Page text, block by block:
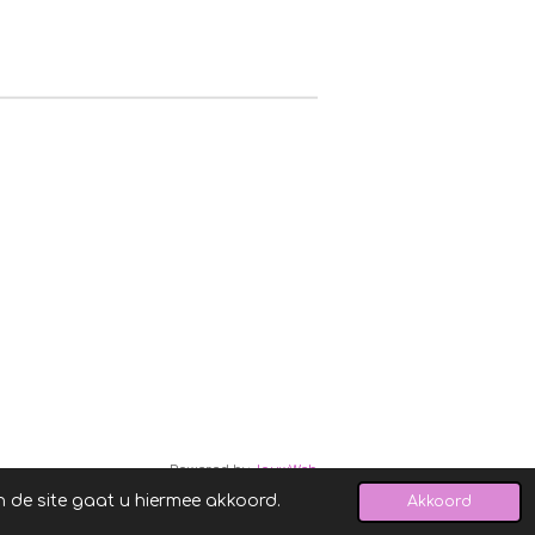
de site gaat u hiermee akkoord. Akkoord
Powered byJouwWeb